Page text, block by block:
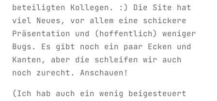
beteiligten Kollegen. :) Die Site hat
viel Neues, vor allem eine schickere
Präsentation und (hoffentlich) weniger
Bugs. Es gibt noch ein paar Ecken und
Kanten, aber die schleifen wir auch
noch zurecht. Anschauen!
(Ich hab auch ein wenig beigesteuert